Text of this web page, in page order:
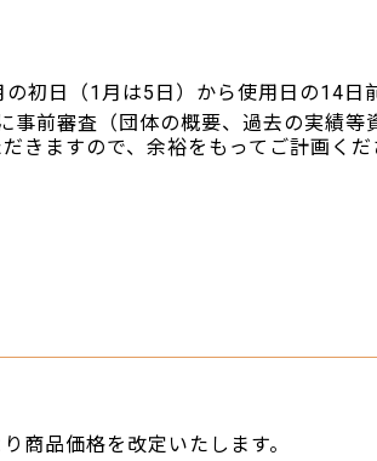
初日（1月は5日）から使用日の14日
前審査（団体の概要、過去の実績
きますので、余裕をもってご計画く
商品価格を改定いたします。